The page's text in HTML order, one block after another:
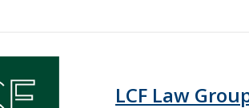
LCF Law